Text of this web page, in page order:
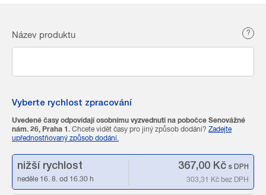
Název produktu ?
Vyberte rychlost zpracování
Uvedené časy odpovídají osobnímu vyzvednutí na pobočce Senovážné
nám. 26, Praha 1. Chcete vidět časy pro jiný způsob dodání? Zadejte
upřednostňovaný způsob dodání.
nižší rychlost
neděle 16. 8. od 16.30 h
367,00 Kčs DPH
303,31 Kčbez DPH